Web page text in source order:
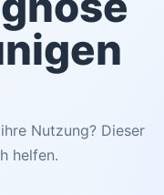
Nutzung? Dieser
helfen.